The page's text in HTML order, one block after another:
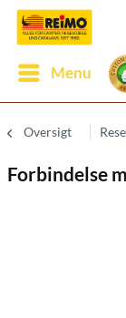
Menu
Oversigt
Forbindelse